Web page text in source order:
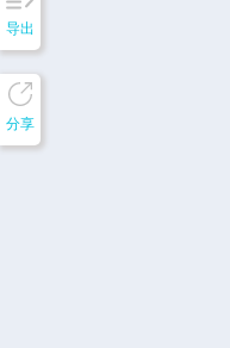
导出
分享